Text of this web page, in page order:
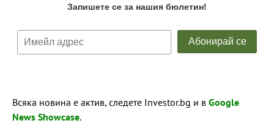
Всяка новина е актив, следете Investor.bg и в Google
News Showcase.